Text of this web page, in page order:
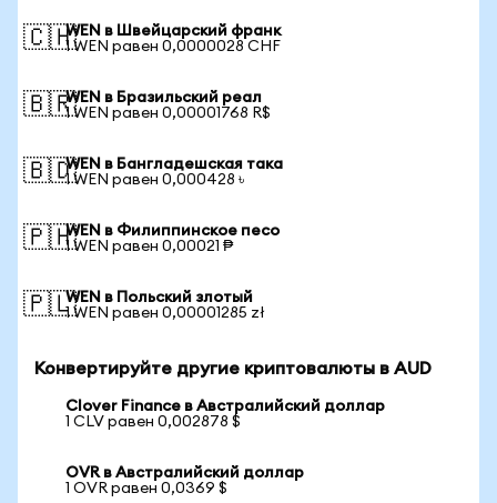
🇨🇭WEN в Швейцарский франк
1 WEN равен 0,0000028 CHF
🇧🇷WEN в Бразильский реал
1 WEN равен 0,00001768 R$
🇧🇩WEN в Бангладешская така
1 WEN равен 0,000428 ৳
🇵🇭WEN в Филиппинское песо
1 WEN равен 0,00021 ₱
🇵🇱WEN в Польский злотый
1 WEN равен 0,00001285 zł
Конвертируйте другие криптовалюты в AUD
Clover Finance в Австралийский доллар
1 CLV равен 0,002878 $
OVR в Австралийский доллар
1 OVR равен 0,0369 $